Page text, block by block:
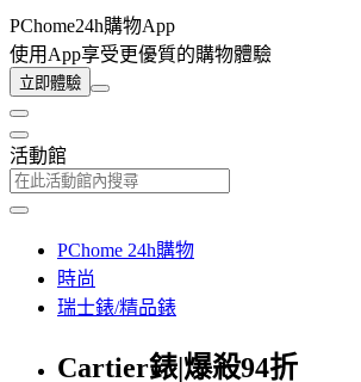
PChome24h購物App
使用App享受更優質的購物體驗
立即體驗
活動館
PChome 24h購物
時尚
瑞士錶/精品錶
Cartier錶|爆殺94折